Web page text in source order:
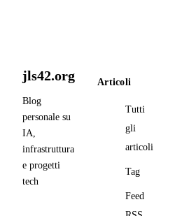
jls42.org
Blog
personale su
IA,
infrastruttura
e progetti
tech
Articoli
Tutti
gli
articoli
Tag
Feed